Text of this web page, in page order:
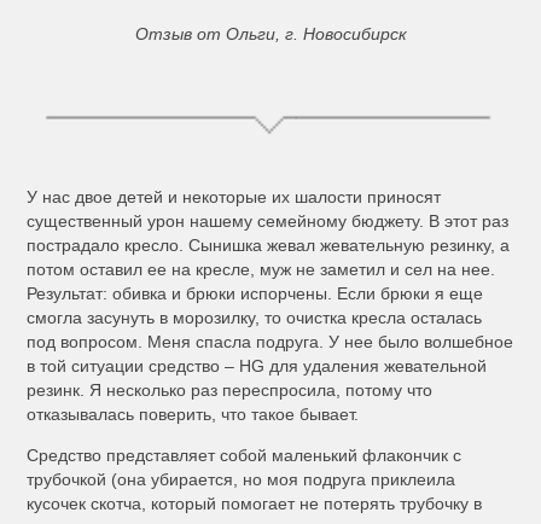
Отзыв от Ольги, г. Новосибирск
У нас двое детей и некоторые их шалости приносят
существенный урон нашему семейному бюджету. В этот раз
пострадало кресло. Сынишка жевал жевательную резинку, а
потом оставил ее на кресле, муж не заметил и сел на нее.
Результат: обивка и брюки испорчены. Если брюки я еще
смогла засунуть в морозилку, то очистка кресла осталась
под вопросом. Меня спасла подруга. У нее было волшебное
в той ситуации средство – HG для удаления жевательной
резинк. Я несколько раз переспросила, потому что
отказывалась поверить, что такое бывает.
Средство представляет собой маленький флакончик с
трубочкой (она убирается, но моя подруга приклеила
кусочек скотча, который помогает не потерять трубочку в